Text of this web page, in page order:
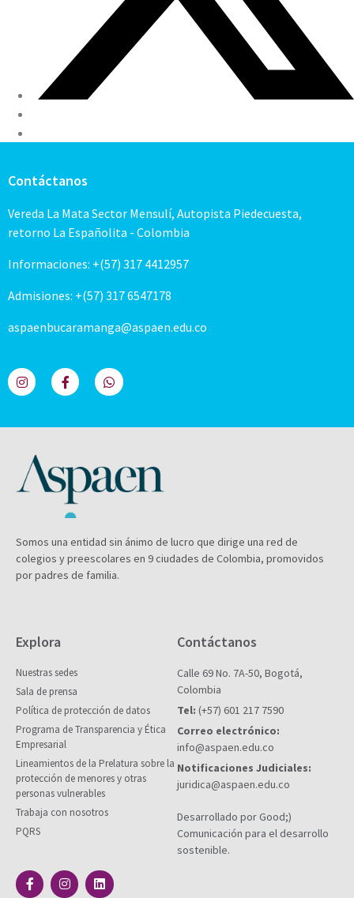
Contáctanos
Vereda La Mata Sector Mensulí, Autopista Piedecuesta,
retorno La Españolita - Colombia
Informaciones: +(57) 317 4412957
Admisiones: +(57) 317 6547178
aspaenbucaramanga@aspaen.edu.co
Somos una entidad sin ánimo de lucro que dirige una red de
colegios y preescolares en 9 ciudades de Colombia, promovidos
por padres de familia.
Explora
Nuestras sedes
Sala de prensa
Política de protección de datos
Programa de Transparencia y Ética
Empresarial
Lineamientos de la Prelatura sobre la
protección de menores y otras
personas vulnerables
Trabaja con nosotros
PQRS
Contáctanos
Calle 69 No. 7A-50, Bogotá,
Colombia
Tel: (+57) 601 217 7590
Correo electrónico:
info@aspaen.edu.co
Notificaciones Judiciales:
juridica@aspaen.edu.co
Desarrollado por Good;)
Comunicación para el desarrollo
sostenible.